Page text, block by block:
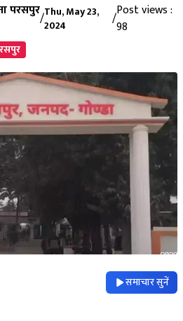
परसपुर/Thu, May 23,
2024
/Post views :
98
समाचार सुनें